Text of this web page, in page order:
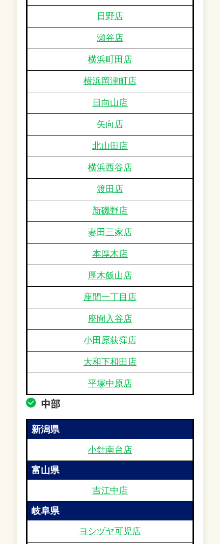
日野店
瀬谷店
横浜町田店
横浜岡津町店
日向山店
矢向店
北山田店
横浜西谷店
渡田店
新磯野店
妻田三家店
本厚木店
厚木飯山店
座間一丁目店
座間入谷店
小田原荻窪店
大和下和田店
平塚中原店
中部
新潟県
小針南台店
富山県
吉江中店
岐阜県
ヨシヅヤ可児店